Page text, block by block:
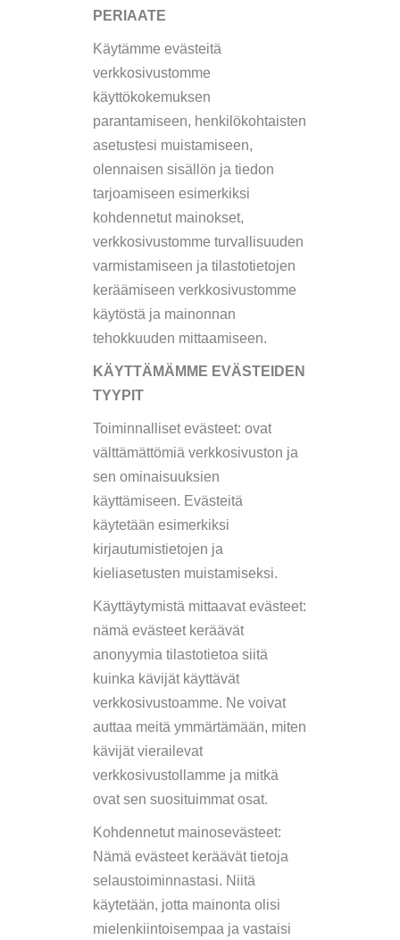
PERIAATE
Käytämme evästeitä
verkkosivustomme
käyttökokemuksen
parantamiseen, henkilökohtaisten
asetustesi muistamiseen,
olennaisen sisällön ja tiedon
tarjoamiseen esimerkiksi
kohdennetut mainokset,
verkkosivustomme turvallisuuden
varmistamiseen ja tilastotietojen
keräämiseen verkkosivustomme
käytöstä ja mainonnan
tehokkuuden mittaamiseen.
KÄYTTÄMÄMME EVÄSTEIDEN
TYYPIT
Toiminnalliset evästeet: ovat
välttämättömiä verkkosivuston ja
sen ominaisuuksien
käyttämiseen. Evästeitä
käytetään esimerkiksi
kirjautumistietojen ja
kieliasetusten muistamiseksi.
Käyttäytymistä mittaavat evästeet:
nämä evästeet keräävät
anonyymia tilastotietoa siitä
kuinka kävijät käyttävät
verkkosivustoamme. Ne voivat
auttaa meitä ymmärtämään, miten
kävijät vierailevat
verkkosivustollamme ja mitkä
ovat sen suosituimmat osat.
Kohdennetut mainosevästeet:
Nämä evästeet keräävät tietoja
selaustoiminnastasi. Niitä
käytetään, jotta mainonta olisi
mielenkiintoisempaa ja vastaisi